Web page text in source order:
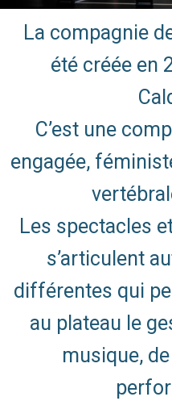
La compagnie
été créée en
C’est une
engagée,
Les spectacles
s’articulent
différentes qui
au plateau le
musique,